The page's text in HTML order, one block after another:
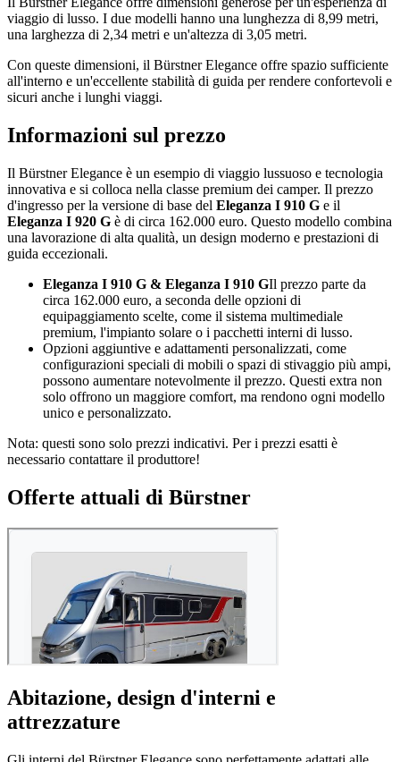
viaggio di lusso. I due modelli hanno una lunghezza di 8,99 metri,
una larghezza di 2,34 metri e un'altezza di 3,05 metri.
Con queste dimensioni, il Bürstner Elegance offre spazio sufficiente
all'interno e un'eccellente stabilità di guida per rendere confortevoli e
sicuri anche i lunghi viaggi.
Informazioni sul prezzo
Il Bürstner Elegance è un esempio di viaggio lussuoso e tecnologia
innovativa e si colloca nella classe premium dei camper. Il prezzo
d'ingresso per la versione di base del Eleganza I 910 G e il
Eleganza I 920 G è di circa 162.000 euro. Questo modello combina
una lavorazione di alta qualità, un design moderno e prestazioni di
guida eccezionali.
Eleganza I 910 G & Eleganza I 910 GIl prezzo parte da
circa 162.000 euro, a seconda delle opzioni di
equipaggiamento scelte, come il sistema multimediale
premium, l'impianto solare o i pacchetti interni di lusso.
Opzioni aggiuntive e adattamenti personalizzati, come
configurazioni speciali di mobili o spazi di stivaggio più ampi,
possono aumentare notevolmente il prezzo. Questi extra non
solo offrono un maggiore comfort, ma rendono ogni modello
unico e personalizzato.
Nota: questi sono solo prezzi indicativi. Per i prezzi esatti è
necessario contattare il produttore!
Offerte attuali di Bürstner
Abitazione, design d'interni e
attrezzature